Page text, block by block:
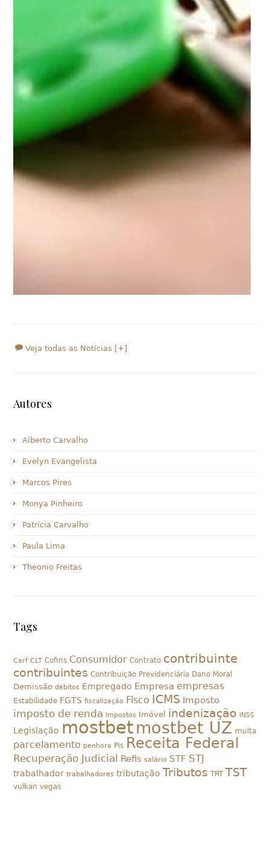
Veja todas as Notícias [+]
Autores
Alberto Carvalho
Evelyn Evangelista
Marcos Pires
Monya Pinheiro
Patrícia Carvalho
Paula Lima
Theonio Freitas
Tags
Carf CLT Cofins Consumidor Contrato contribuinte
contribuintes Contribuição Previdenciária Dano Moral
Demissão débitos Empregado Empresa empresas
Estabilidade FGTS fiscalização Fisco ICMS Imposto
imposto de renda Impostos Imóvel indenização INSS
Legislação mostbetmostbet UZ multa
parcelamento penhora Pis Receita Federal
Recuperação Judicial Refis salário STF STJ
trabalhador trabalhadores tributação Tributos TRT TST
vulkan vegas